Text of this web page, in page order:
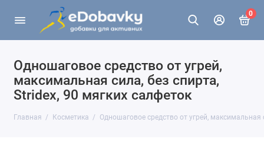
0
Одношаговое средство от угрей,
максимальная сила, без спирта,
Stridex, 90 мягких салфеток
Главная Косметика Одношаговое средство от угрей, максимальная